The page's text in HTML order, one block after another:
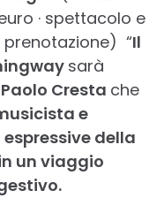
· spettacolo e
“Il
sarà
Paolo Cresta che
e
della
un viaggio